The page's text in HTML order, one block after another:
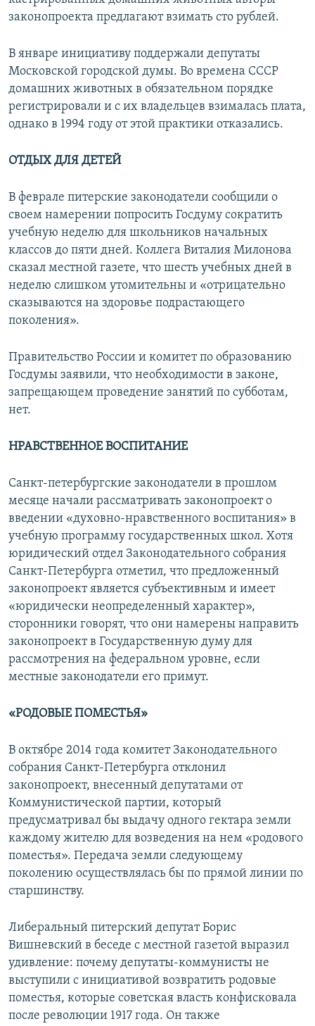
законопроекта предлагают взимать сто рублей.
В январе инициативу поддержали депутаты
Московской городской думы. Во времена СССР
домашних животных в обязательном порядке
регистрировали и с их владельцев взималась плата,
однако в 1994 году от этой практики отказались.
ОТДЫХ ДЛЯ ДЕТЕЙ
В феврале питерские законодатели сообщили о
своем намерении попросить Госдуму сократить
учебную неделю для школьников начальных
классов до пяти дней. Коллега Виталия Милонова
сказал местной газете, что шесть учебных дней в
неделю слишком утомительны и «отрицательно
сказываются на здоровье подрастающего
поколения».
Правительство России и комитет по образованию
Госдумы заявили, что необходимости в законе,
запрещающем проведение занятий по субботам,
нет.
НРАВСТВЕННОЕ ВОСПИТАНИЕ
Санкт-петербургские законодатели в прошлом
месяце начали рассматривать законопроект о
введении «духовно-нравственного воспитания» в
учебную программу государственных школ. Хотя
юридический отдел Законодательного собрания
Санкт-Петербурга отметил, что предложенный
законопроект является субъективным и имеет
«юридически неопределенный характер»,
сторонники говорят, что они намерены направить
законопроект в Государственную думу для
рассмотрения на федеральном уровне, если
местные законодатели его примут.
«РОДОВЫЕ ПОМЕСТЬЯ»
В октябре 2014 года комитет Законодательного
собрания Санкт-Петербурга отклонил
законопроект, внесенный депутатами от
Коммунистической партии, который
предусматривал бы выдачу одного гектара земли
каждому жителю для возведения на нем «родового
поместья». Передача земли следующему
поколению осуществлялась бы по прямой линии по
старшинству.
Либеральный питерский депутат Борис
Вишневский в беседе с местной газетой выразил
удивление: почему депутаты-коммунисты не
выступили с инициативой возвратить родовые
поместья, которые советская власть конфисковала
после революции 1917 года. Он также